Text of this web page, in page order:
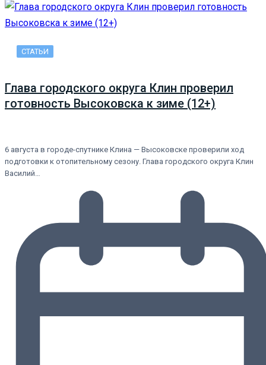
СТАТЬИ
Глава городского округа Клин проверил
готовность Высоковска к зиме (12+)
6 августа в городе-спутнике Клина — Высоковске проверили ход
подготовки к отопительному сезону. Глава городского округа Клин
Василий…